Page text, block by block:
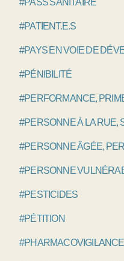
#PASS SANITAIRE
#PATIENT.E.S
#PAYS EN VOIE DE
#PÉNIBILITÉ
#PERFORMANCE,
#PERSONNE À LA RUE,
#PERSONNE ÂGÉE,
#PERSONNE
#PESTICIDES
#PÉTITION
#PHARMACOVIGILANCE